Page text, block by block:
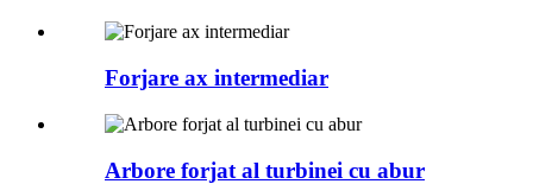
Forjare ax intermediar
Arbore forjat al turbinei cu abur